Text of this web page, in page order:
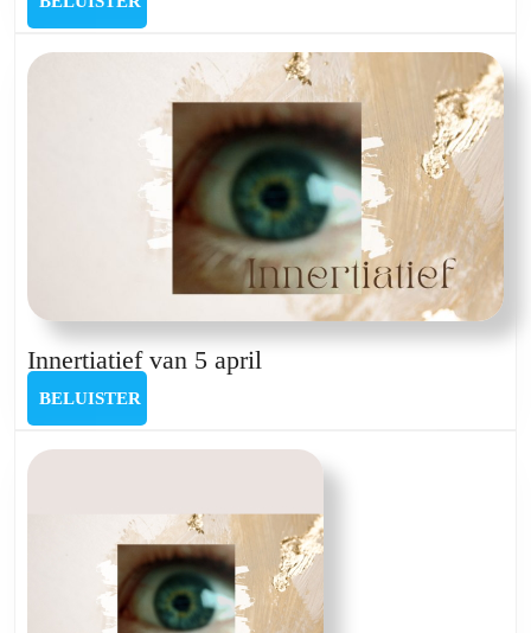
Kenens
Innertiatief van 5 april
april
BELUISTER